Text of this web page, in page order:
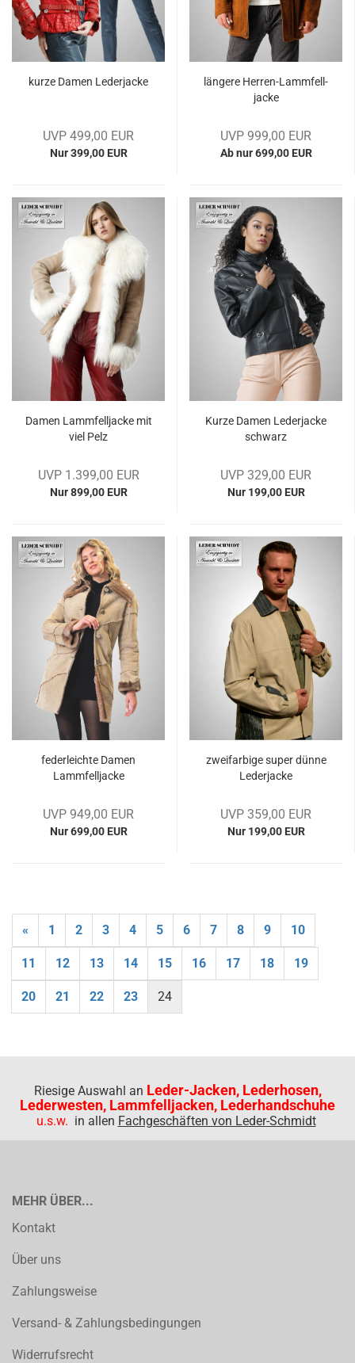
kurze Damen Le­der­ja­cke
UVP 499,00 EUR
Nur 399,00 EUR
län­ge­re Herren-​​Lamm­fell­
ja­cke
UVP 999,00 EUR
Ab nur 699,00 EUR
Damen Lamm­fell­ja­cke mit
viel Pelz
UVP 1.399,00 EUR
Nur 899,00 EUR
Kurze Damen Le­der­ja­cke
schwarz
UVP 329,00 EUR
Nur 199,00 EUR
fe­der­leich­te Damen
Lamm­fell­ja­cke
UVP 949,00 EUR
Nur 699,00 EUR
zwei­far­bi­ge super dünne
Le­der­ja­cke
UVP 359,00 EUR
Nur 199,00 EUR
« 1 2 3 4 5 6 7 8 9 10
11 12 13 14 15 16 17 18 19
20 21 22 23 24
Riesige Auswahl an Leder-Jacken, Lederhosen,
Lederwesten, Lammfelljacken, Lederhandschuhe
u.s.w. in allen Fachgeschäften von Leder-Schmidt
MEHR ÜBER...
Kontakt
Über uns
Zahlungsweise
Versand- & Zahlungsbedingungen
Widerrufsrecht